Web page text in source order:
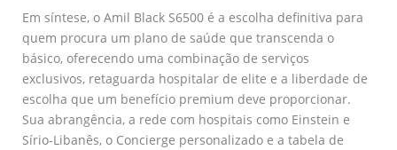
Em síntese, o Amil Black S6500 é a escolha definitiva para
quem procura um plano de saúde que transcenda o
básico, oferecendo uma combinação de serviços
exclusivos, retaguarda hospitalar de elite e a liberdade de
escolha que um benefício premium deve proporcionar.
Sua abrangência, a rede com hospitais como Einstein e
Sírio-Libanês, o Concierge personalizado e a tabela de